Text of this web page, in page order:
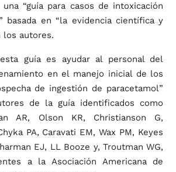
“guía para casos de intoxicación
basada en “la evidencia científica y
los autores.
guía es ayudar al personal del
en el manejo inicial de los
de ingestión de paracetamol”
de la guía identificados como
AR, Olson KR, Christianson G,
PA, Caravati EM, Wax PM, Keyes
EJ, LL Booze y, Troutman WG,
a la Asociación Americana de